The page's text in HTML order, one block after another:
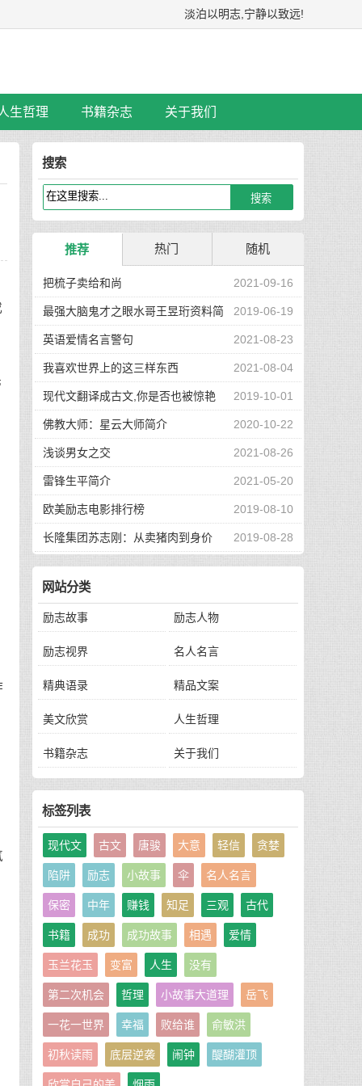
淡泊以明志,宁静以致远!
生哲理 书籍杂志 关于我们
搜索
推荐 热门 随机
2021-09-16
把梳子卖给和尚
2019-06-19
最强大脑鬼才之眼水哥王昱珩资料简
介 2021-08-23
英语爱情名言警句
2021-08-04
我喜欢世界上的这三样东西
2019-10-01
现代文翻译成古文,你是否也被惊艳
到了 2020-10-22
佛教大师：星云大师简介
2021-08-26
浅谈男女之交
2021-05-20
雷锋生平简介
2019-08-10
欧美励志电影排行榜
2019-08-28
长隆集团苏志刚：从卖猪肉到身价
130亿，他的秘诀是？
网站分类
励志故事 励志人物
励志视界 名人名言
精典语录 精品文案
美文欣赏 人生哲理
书籍杂志 关于我们
标签列表
现代文 古文 唐骏 大意 轻信 贪婪
陷阱 励志 小故事 伞 名人名言
保密 中年 赚钱 知足 三观 古代
书籍 成功 成功故事 相遇 爱情
玉兰花玉 变富 人生 没有
第二次机会 哲理 小故事大道理 岳飞
一花一世界 幸福 败给谁 俞敏洪
初秋读雨 底层逆袭 闹钟 醍醐灌顶